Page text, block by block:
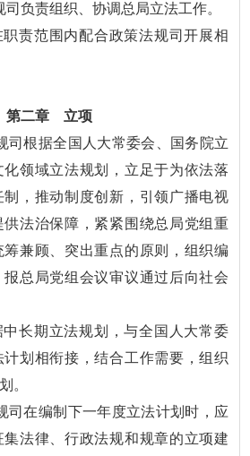
司负责组织、协调总局立法工作。
责范围内配合政策法规司开展相
第二章 立项
司根据全国人大常委会、国务院立
领域立法规划，立足于为依法落
，推动制度创新，引领广播电视
法治保障，紧紧围绕总局党组重
兼顾、突出重点的原则，组织编
总局党组会议审议通过后向社会
长期立法规划，与全国人大常委
划相衔接，结合工作需要，组织
。
司在编制下一年度立法计划时，应
法律、行政法规和规章的立项建